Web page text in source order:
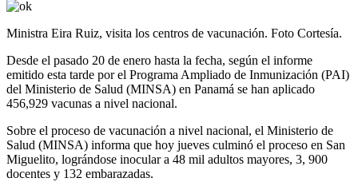
Ministra Eira Ruiz, visita los centros de vacunación. Foto Cortesía.
Desde el pasado 20 de enero hasta la fecha, según el informe
emitido esta tarde por el Programa Ampliado de Inmunización (PAI)
del Ministerio de Salud (MINSA) en Panamá se han aplicado
456,929 vacunas a nivel nacional.
Sobre el proceso de vacunación a nivel nacional, el Ministerio de
Salud (MINSA) informa que hoy jueves culminó el proceso en San
Miguelito, lográndose inocular a 48 mil adultos mayores, 3, 900
docentes y 132 embarazadas.